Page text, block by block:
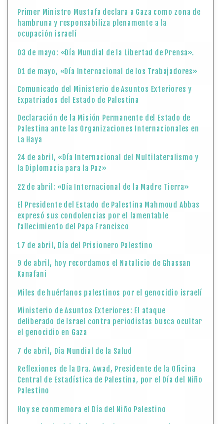
Primer Ministro Mustafa declara a Gaza como zona de
hambruna y responsabiliza plenamente a la
ocupación israelí
03 de mayo: «Día Mundial de la Libertad de Prensa».
01 de mayo, «Día Internacional de los Trabajadores»
Comunicado del Ministerio de Asuntos Exteriores y
Expatriados del Estado de Palestina
Declaración de la Misión Permanente del Estado de
Palestina ante las Organizaciones Internacionales en
La Haya
24 de abril, «Día Internacional del Multilateralismo y
la Diplomacia para la Paz»
22 de abril: «Día Internacional de la Madre Tierra»
El Presidente del Estado de Palestina Mahmoud Abbas
expresó sus condolencias por el lamentable
fallecimiento del Papa Francisco
17 de abril, Día del Prisionero Palestino
9 de abril, hoy recordamos el Natalicio de Ghassan
Kanafani
Miles de huérfanos palestinos por el genocidio israelí
Ministerio de Asuntos Exteriores: El ataque
deliberado de Israel contra periodistas busca ocultar
el genocidio en Gaza
7 de abril, Día Mundial de la Salud
Reflexiones de la Dra. Awad, Presidente de la Oficina
Central de Estadística de Palestina, por el Día del Niño
Palestino
Hoy se conmemora el Día del Niño Palestino